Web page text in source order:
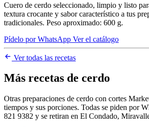
Cuero de cerdo seleccionado, limpio y listo
textura crocante y sabor característico a tus
tradicionales. Peso aproximado: 600 g.
Pídelo por WhatsApp Ver el catálogo
Ver todas las recetas
Más recetas de cerdo
Otras preparaciones de cerdo con cortes
tiempos y sus porciones. Todas se piden por
821 9382 y se retiran en El Condado,